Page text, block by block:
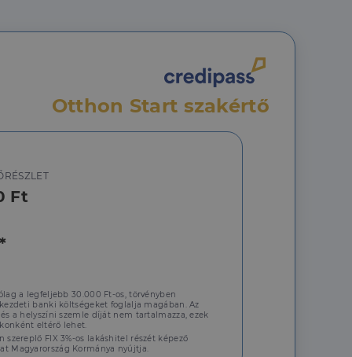
Otthon Start szakértő
Ft
a legfeljebb 30.000 Ft-os, törvényben
banki költségeket foglalja magában. Az
a helyszíni szemle díját nem tartalmazza, ezek
eltérő lehet.
szereplő FIX 3%-os lakáshitel részét képező
Magyarország Kormánya nyújtja.
a látogatói cookie-
a Cookie-
- amely jelentős
Ez a
minden
amelyet a
például valós